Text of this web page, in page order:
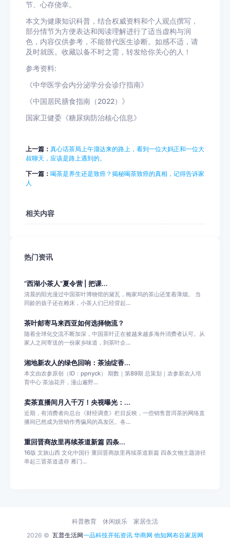
节、心存侥幸。
本文为健康知识科普，结合权威资料和个人观点撰写，
部分情节为方便表达和阅读理解进行了适当虚构与润
色，内容仅供参考，不能替代医生诊断。如感不适，请
及时就医。收藏以备不时之需，转发给你关心的人！
参考资料:
《中华医学会内分泌学分会诊疗指南》
《中国居民膳食指南（2022）》
国家卫健委 《糖尿病防治核心信息》
上一篇： 真心话茶局上午溜达来的路上，看到一位大妈正和一位大
叔聊天，应该是路上遇到的。
下一篇： 喝茶是养生还是致癌？揭秘喝茶致癌的真相，记得告诉家
人
相关内容
热门资讯
“西湖小茶人”夏令营 | 把课...
清晨的阳光漫过中国茶叶博物馆的黛瓦，梅家坞的茶山还笼着薄烟。 当
同龄的孩子还在赖床，小茶人们已经背起...
茶叶邮寄马来西亚如何选择物流？
随着全球化交流不断加深，中国茶叶正在被越来越多海外消费者认可。从
家人之间寄送的一份家乡味道，到茶叶企...
湘地新农人的绿色回响：茶油绽香...
本文由农参原创（ID：ppnyck） 期数｜第89期 总策划｜农参新农人培
育中心 茶油花开，漫山遍野...
卖茶直播间月入千万！央视曝光：...
近期，有消费者向总台《财经调查》栏目反映，一些销售普洱茶的网络直
播间已然成为营销作秀骗局的高发区。各...
重回晋商故里再续茶道新篇 四条...
16版 文旅山西 文化中国行 重回晋商故里再续茶道新篇 四条文物主题游径
串起三晋茶道遗存 雁门...
2026 © 瓦普生活网一品科技开拓资讯 华商网 他知网布谷家居网
科普教育 休闲娱乐 家居生活